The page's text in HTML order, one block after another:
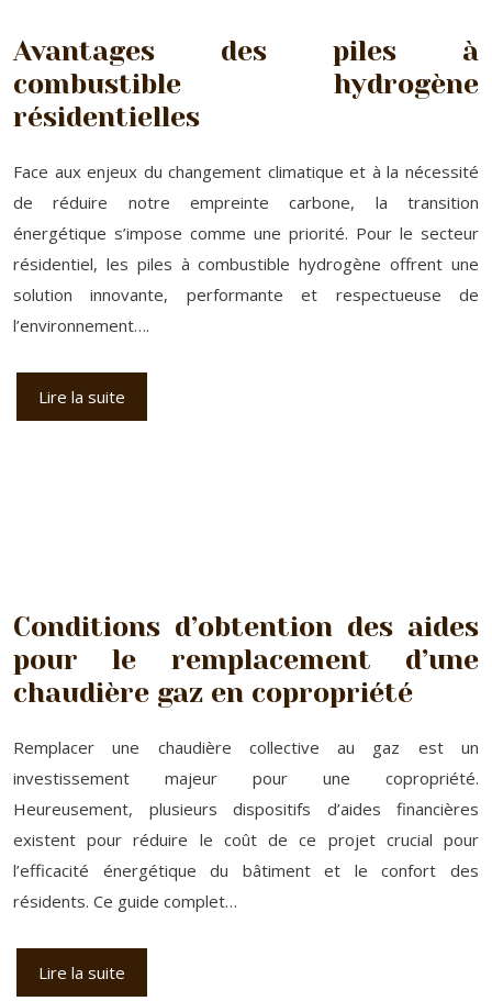
Avantages des piles à
combustible hydrogène
résidentielles
Face aux enjeux du changement climatique et à la nécessité
de réduire notre empreinte carbone, la transition
énergétique s’impose comme une priorité. Pour le secteur
résidentiel, les piles à combustible hydrogène offrent une
solution innovante, performante et respectueuse de
l’environnement….
Lire la suite
Conditions d’obtention des aides
pour le remplacement d’une
chaudière gaz en copropriété
Remplacer une chaudière collective au gaz est un
investissement majeur pour une copropriété.
Heureusement, plusieurs dispositifs d’aides financières
existent pour réduire le coût de ce projet crucial pour
l’efficacité énergétique du bâtiment et le confort des
résidents. Ce guide complet…
Lire la suite